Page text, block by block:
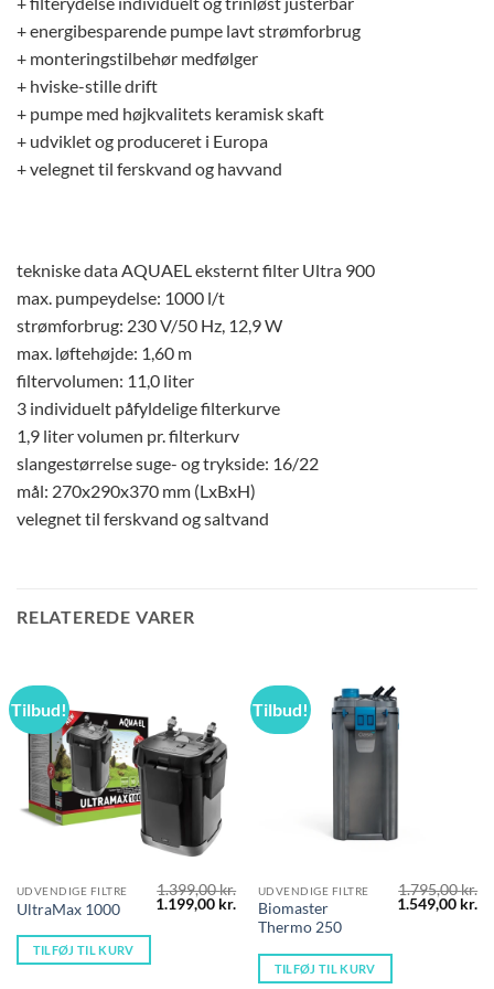
+ energibesparende pumpe lavt strømforbrug
+ monteringstilbehør medfølger
+ hviske-stille drift
+ pumpe med højkvalitets keramisk skaft
+ udviklet og produceret i Europa
+ velegnet til ferskvand og havvand
tekniske data AQUAEL eksternt filter Ultra 900
max. pumpeydelse: 1000 l/t
strømforbrug: 230 V/50 Hz, 12,9 W
max. løftehøjde: 1,60 m
filtervolumen: 11,0 liter
3 individuelt påfyldelige filterkurve
1,9 liter volumen pr. filterkurv
slangestørrelse suge- og trykside: 16/22
mål: 270x290x370 mm (LxBxH)
velegnet til ferskvand og saltvand
RELATEREDE VARER
Tilbud!
UDVENDIGE FILTRE
UltraMax 1000
1.399,00kr.
Den
oprindelige
1.199,00 kr. Den
aktuelle
pris
1.199,00 kr..
TILFØJ TIL KURV
Tilbud!
UDVENDIGE FILTRE
Biomaster
Thermo 250
1.795,00kr.
Den
oprindelige
1.549,00 kr.
TILFØJ TIL KURV